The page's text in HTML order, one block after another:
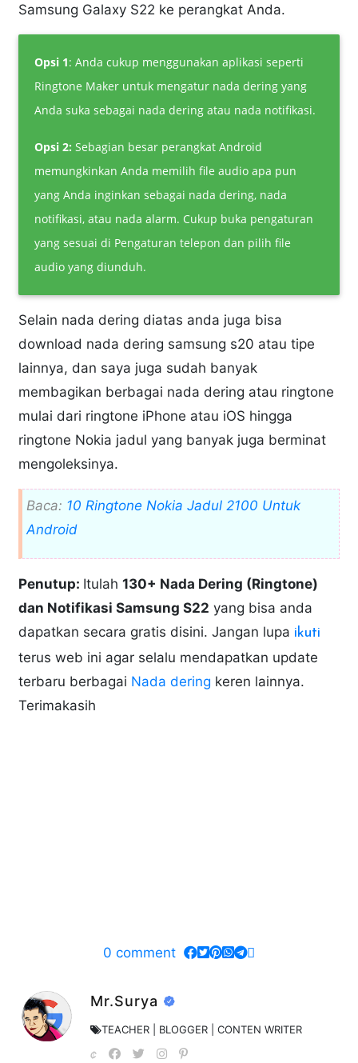
Samsung Galaxy S22 ke perangkat Anda.
Opsi 1: Anda cukup menggunakan aplikasi seperti
Ringtone Maker untuk mengatur nada dering yang
Anda suka sebagai nada dering atau nada notifikasi.
Opsi 2: Sebagian besar perangkat Android
memungkinkan Anda memilih file audio apa pun
yang Anda inginkan sebagai nada dering, nada
notifikasi, atau nada alarm. Cukup buka pengaturan
yang sesuai di Pengaturan telepon dan pilih file
audio yang diunduh.
Selain nada dering diatas anda juga bisa
download nada dering samsung s20 atau tipe
lainnya, dan saya juga sudah banyak
membagikan berbagai nada dering atau ringtone
mulai dari ringtone iPhone atau iOS hingga
ringtone Nokia jadul yang banyak juga berminat
mengoleksinya.
Baca: 10 Ringtone Nokia Jadul 2100 Untuk
Android
Penutup: Itulah130+ Nada Dering (Ringtone)
dan Notifikasi Samsung S22 yang bisa anda
dapatkan secara gratis disini. Jangan lupa ikuti
terus web ini agar selalu mendapatkan update
terbaru berbagai Nada dering keren lainnya.
Terimakasih
0 comment
Mr.Surya
TEACHER | BLOGGER | CONTEN WRITER